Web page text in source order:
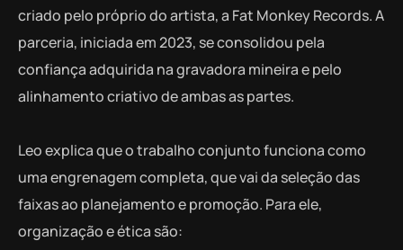
criado pelo próprio do artista, a Fat Monkey Records. A
parceria, iniciada em 2023, se consolidou pela
confiança adquirida na gravadora mineira e pelo
alinhamento criativo de ambas as partes.
Leo explica que o trabalho conjunto funciona como
uma engrenagem completa, que vai da seleção das
faixas ao planejamento e promoção. Para ele,
organização e ética são: